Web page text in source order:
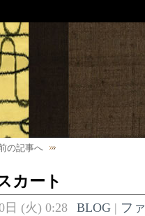
の記事へ
カート
日 (火) 0:28 BLOG| フ